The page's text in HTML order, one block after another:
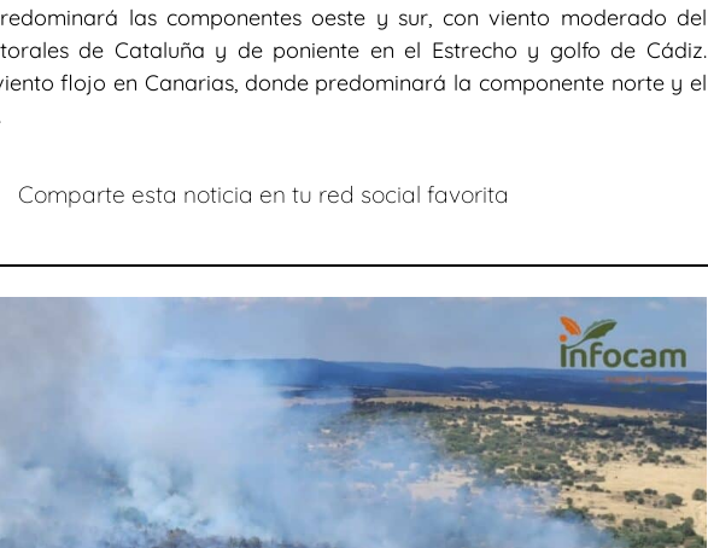
las componentes oeste y sur, con viento moderado del
de Cataluña y de poniente en el Estrecho y golfo de Cádiz.
flojo en Canarias, donde predominará la componente norte y el
Comparte esta noticia en tu red social favorita